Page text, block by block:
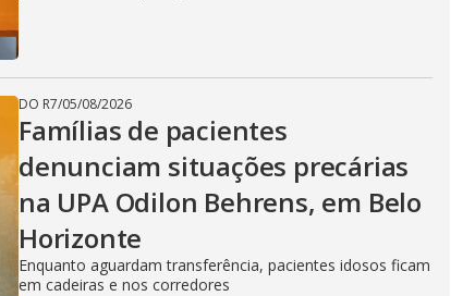
DO R7/05/08/2026
Famílias de pacientes
denunciam situações precárias
na UPA Odilon Behrens, em Belo
Horizonte
Enquanto aguardam transferência, pacientes idosos ficam
em cadeiras e nos corredores